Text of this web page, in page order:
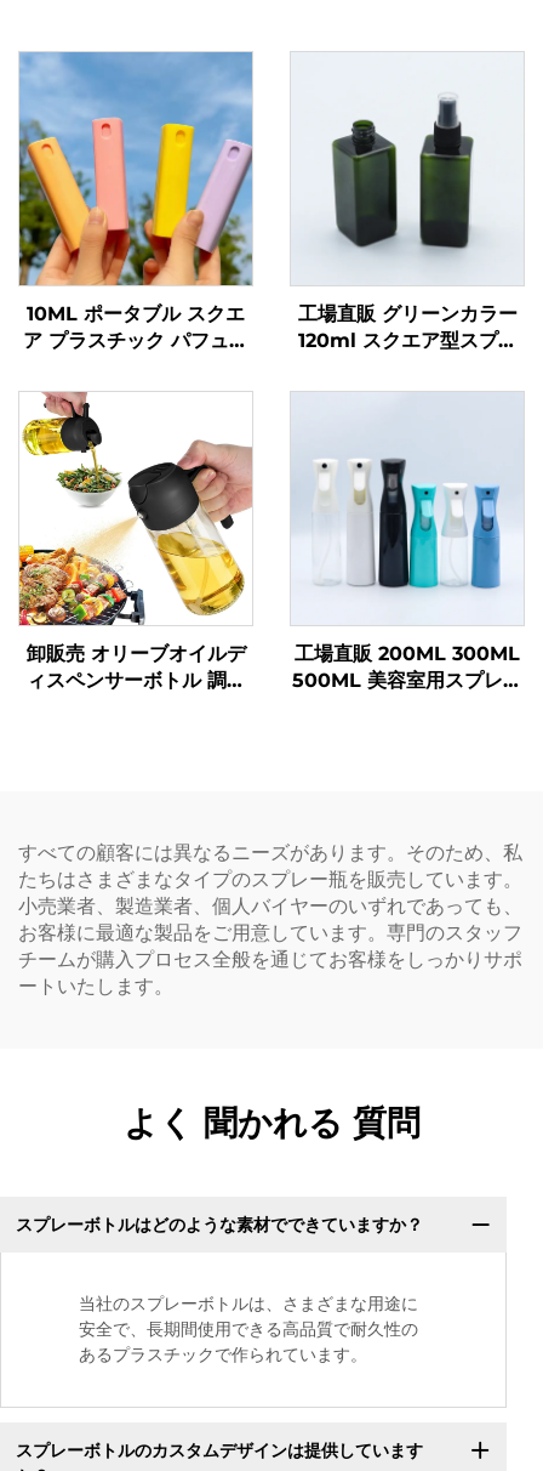
10ML ポータブル スクエ
ア プラスチック パフュー
ューム スプレーボトル
工場直販 グリーンカラー
120ml スクエア型スプレ
スタム
卸販売 オリーブオイルデ
ィスペンサーボトル 調理
工場直販 200ML 300ML
500ML 美容室用スプレー
すべての顧客には異なるニーズがあります。そのため、私
たちはさまざまなタイプのスプレー瓶を販売しています。
小売業者、製造業者、個人バイヤーのいずれであっても、
お客様に最適な製品をご用意しています。専門のスタッフ
チームが購入プロセス全般を通じてお客様をしっかりサポ
ートいたします。
よく 聞かれる 質問
スプレーボトルはどのような素材でできていますか？
当社のスプレーボトルは、さまざまな用途に
安全で、長期間使用できる高品質で耐久性の
あるプラスチックで作られています。
スプレーボトルのカスタムデザインは提供しています